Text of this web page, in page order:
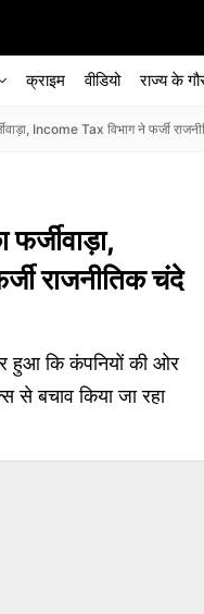
क्राइम वीडियो राज्‍य के
Income Tax विभाग ने फर्जी
राजनीतिक चंदे
हुआ कि कंपनियों की ओर
से बचाव किया जा रहा